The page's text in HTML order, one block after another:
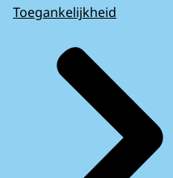
Toegankelijkheid